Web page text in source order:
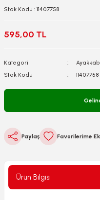
Stok Kodu : 11407758
595,00 TL
Kategori
Stok Kodu
11407758
Paylaş
Ürün Bilgisi